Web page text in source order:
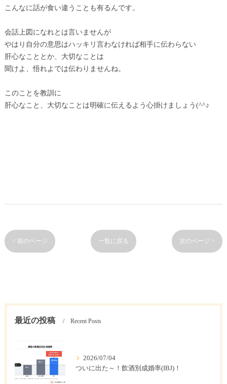
こんなに話が食い違うことも有るんです。
会話上図になれとは言いませんが
やはり自分の意思はハッキリ言わなければ相手に伝わらない
肝心なこととか、大切なことは
聞けよ、悟れよでは伝わりませんね。
このことを教訓に
肝心なこと、大切なことは明確に伝えるよう心掛けましょう(^^♪
< 前のページ 一覧に戻る 次のページ >
最近の投稿 Recent Posts
2026/07/04
ついに出た～！飲酒別成婚率(IBJ)！